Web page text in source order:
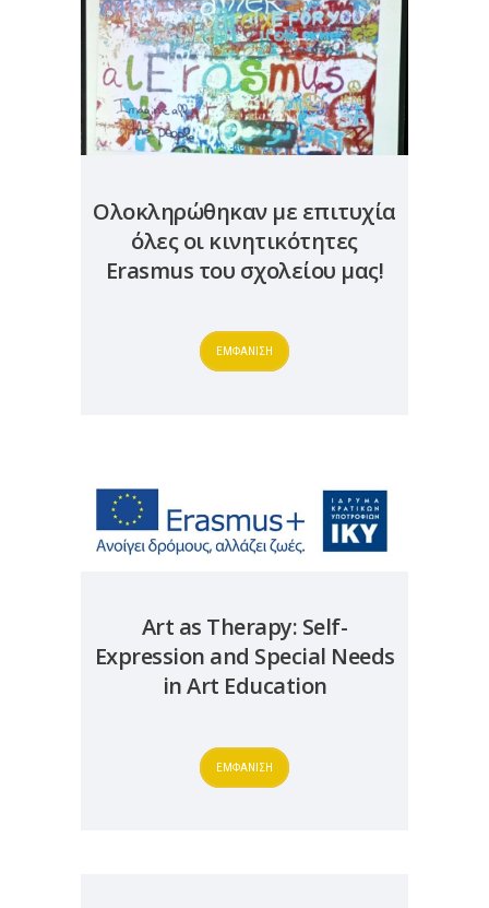
Ολοκληρώθηκαν με επιτυχία
όλες οι κινητικότητες
Erasmus του σχολείου μας!
ΕΜΦΑΝΙΣΗ
Art as Therapy: Self-
Expression and Special Needs
in Art Education
ΕΜΦΑΝΙΣΗ